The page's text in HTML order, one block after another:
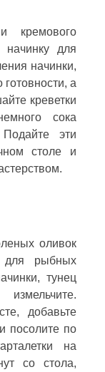
кремового
начинку для
начинки,
готовности, а
креветки
сока
эти
столе и
оливок
для рыбных
тунец
добавьте
посолите по
на
со стола,